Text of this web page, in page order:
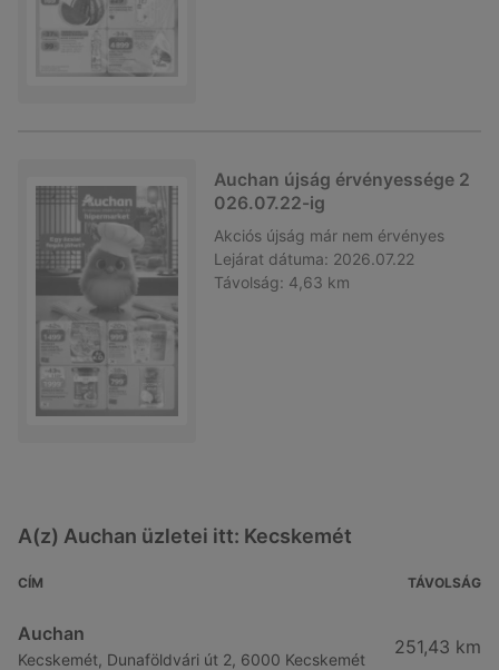
Auchan újság érvényessége 2
026.07.22-ig
Akciós újság már nem érvényes
Lejárat dátuma: 2026.07.22
Távolság: 4,63 km
A(z) Auchan üzletei itt: Kecskemét
CÍM TÁVOLSÁG
Auchan
Kecskemét, Dunaföldvári út 2, 6000 Kecskemét
251,43 km